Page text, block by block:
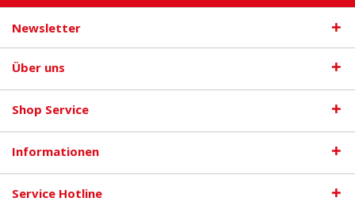
Newsletter
Über uns
Shop Service
Informationen
Service Hotline